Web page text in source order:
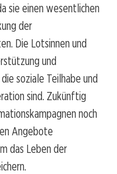
sie einen wesentlichen
der
Die Lotsinnen und
und
soziale Teilhabe und
sind. Zukünftig
noch
Angebote
das Leben der